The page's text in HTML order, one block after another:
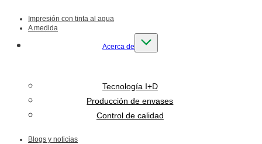
Impresión con tinta al agua
A medida
Acerca de
Tecnología I+D
Producción de envases
Control de calidad
Blogs y noticias